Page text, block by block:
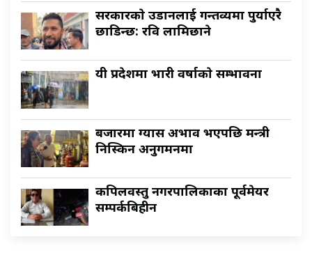
सरकारकाे उडानलाई गन्तव्यमा पुर्याएरै
छाडिन्छ: रवि लामिछाने
यी प्रदेशमा भारी वर्षाकाे सम्भावना
बजारमा ग्यास अभाव भएपछि मन्त्री
निस्किन अनुगमनमा
कपिलवस्तु नगरपालिकाका पूर्वमेयर
सम्पर्कबिहीन